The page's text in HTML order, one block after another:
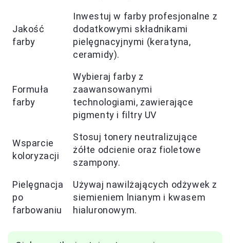
Jakość
farby
Inwestuj w farby profesjonalne z
dodatkowymi składnikami
pielęgnacyjnymi (keratyna,
ceramidy).
Formuła
farby
Wybieraj farby z
zaawansowanymi
technologiami, zawierające
pigmenty i filtry UV
Wsparcie
koloryzacji
Stosuj tonery neutralizujące
żółte odcienie oraz fioletowe
szampony.
Pielęgnacja
po
farbowaniu
Używaj nawilżających odżywek z
siemieniem lnianym i kwasem
hialuronowym.